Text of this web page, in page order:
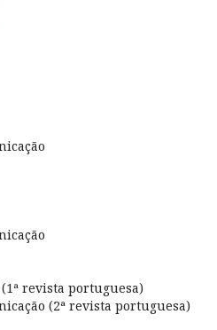
revista portuguesa)
(2ª revista portuguesa)